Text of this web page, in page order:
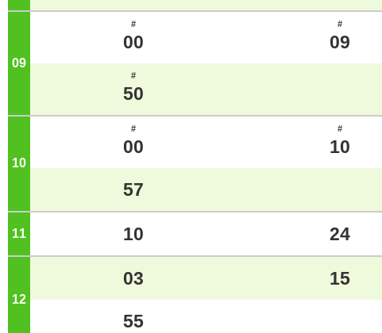
09 ジ
#
00
#
09
#
50
10
#
00
#
10
57
11 10 24
12 ジ
03 15
55